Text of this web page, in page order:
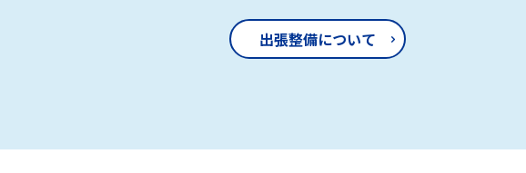
出張整備について